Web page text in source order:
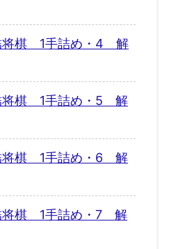
将棋 1手詰め・4 解
将棋 1手詰め・5 解
将棋 1手詰め・6 解
将棋 1手詰め・7 解